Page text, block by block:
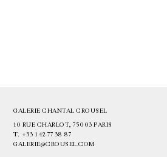
GALERIE CHANTAL CROUSEL
10 RUE CHARLOT, 75003 PARIS
T. +33 1 42 77 38 87
GALERIE@CROUSEL.COM